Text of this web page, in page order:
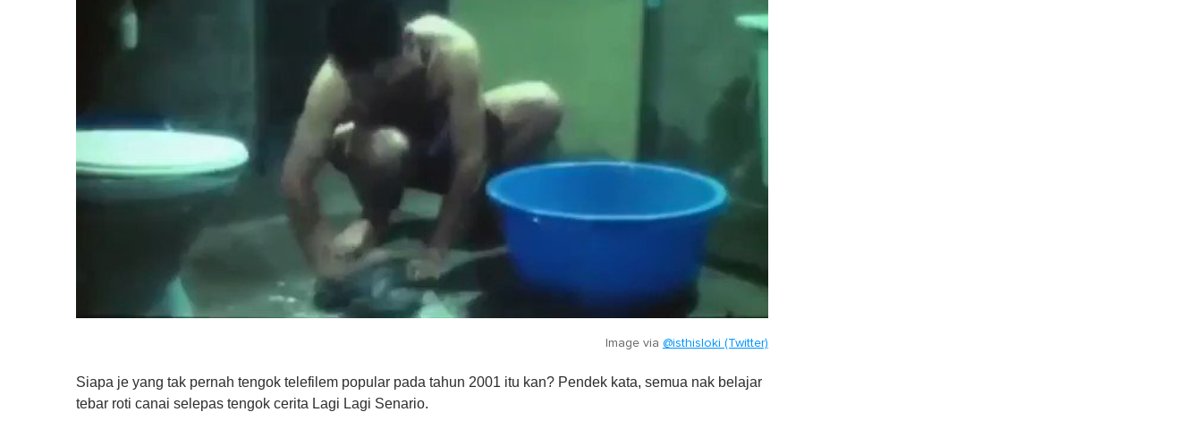
Image via @isthisloki (Twitter)
Siapa je yang tak pernah tengok telefilem popular pada tahun 2001 itu kan? Pendek kata, semua nak belajar
tebar roti canai selepas tengok cerita Lagi Lagi Senario.